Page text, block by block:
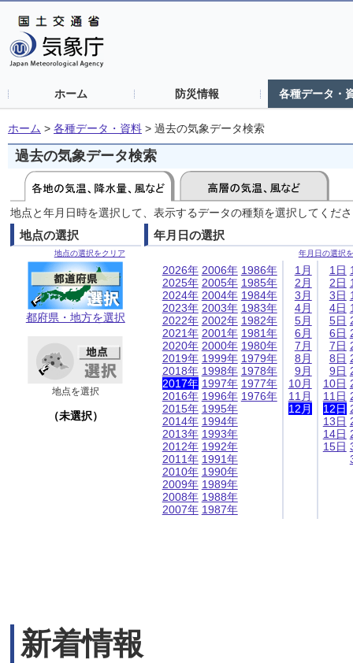
ホーム 防災情報 各種データ・
ホーム > 各種データ・資料 > 過去の気象データ検索
過去の気象データ検索
地点と年月日時を選択して、表示するデータの種類を選択してくだ
地点の選択
地点の選択をクリア
都府県・地方を選択
地点を選択
（未選択）
年月日の選択
年月日の選択
2026年
2025年
2024年
2023年
2022年
2021年
2020年
2019年
2018年
2017年
2016年
2015年
2014年
2013年
2012年
2011年
2010年
2009年
2008年
2007年
2006年
2005年
2004年
2003年
2002年
2001年
2000年
1999年
1998年
1997年
1996年
1995年
1994年
1993年
1992年
1991年
1990年
1989年
1988年
1987年
1986年
1985年
1984年
1983年
1982年
1981年
1980年
1979年
1978年
1977年
1976年
1月
2月
3月
4月
5月
6月
7月
8月
9月
10月
11月
12月
1日
2日
3日
4日
5日
6日
7日
8日
9日
10日
11日
12日
13日
14日
15日
新着情報